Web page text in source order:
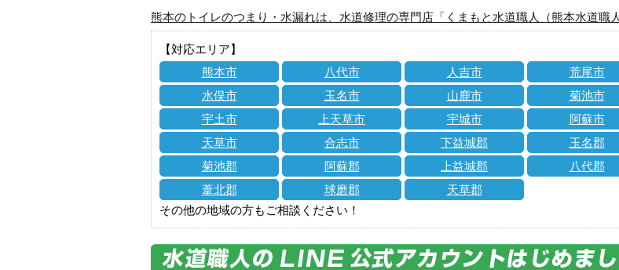
熊本のトイレのつまり・水漏れは、水道修理の専門店「くまもと水道職人（熊本水道職人
【対応エリア】
熊本市
八代市 人吉市
荒尾市
水俣市
玉名市 山鹿市
菊池市
宇土市
上天草市 宇城市
阿蘇市
天草市
合志市 下益城郡
玉名郡
菊池郡
阿蘇郡 上益城郡
八代郡
葦北郡
球磨郡
天草郡
その他の地域の方もご相談ください！